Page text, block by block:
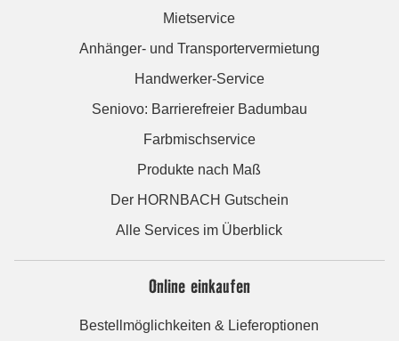
Mietservice
Anhänger- und Transportervermietung
Handwerker-Service
Seniovo: Barrierefreier Badumbau
Farbmischservice
Produkte nach Maß
Der HORNBACH Gutschein
Alle Services im Überblick
Online einkaufen
Bestellmöglichkeiten & Lieferoptionen